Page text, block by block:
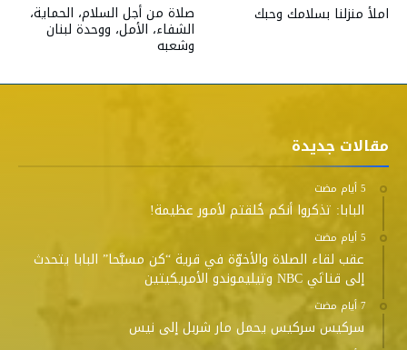
صلاة من أجل السلام، الحماية،
الشفاء، الأمل، ووحدة لبنان
وشعبه
املأ منزلنا بسلامك وحبك
مقالات جديدة
البابا: تذكروا أنكم خُلقتم لأمور عظيمة!
عقب لقاء الصلاة والأخوّة في قرية “كن مسبَّحا” البابا يتحدث
إلى قناتَي NBC وتيليموندو الأمريكيتين
سركيس سركيس يحمل مار شربل إلى نيس